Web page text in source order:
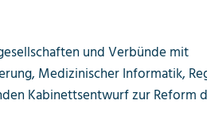
und Verbünde mit
Medizinischer Informatik,
Kabinettsentwurf zur Reform